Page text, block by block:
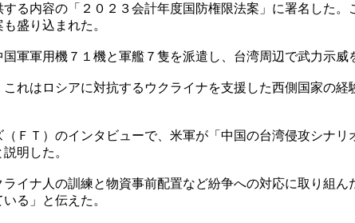
る内容の「２０２３会計年度国防権限法案」に署名した
盛り込まれた。
軍軍用機７１機と軍艦７隻を派遣し、台湾周辺で武力示威
れはロシアに対抗するウクライナを支援した西側国家の経
ＦＴ）のインタビューで、米軍が「中国の台湾侵攻シナ
明した。
イナ人の訓練と物資事前配置など紛争への対応に取り組ん
る」と伝えた。